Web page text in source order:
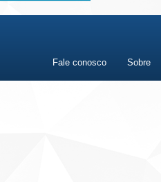
Fale conosco Sobre